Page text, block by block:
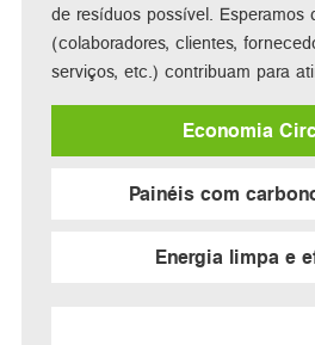
de resíduos possível. Esperamos
(colaboradores, clientes,
serviços, etc.) contribuam para
Economia
Painéis com
Energia limpa e